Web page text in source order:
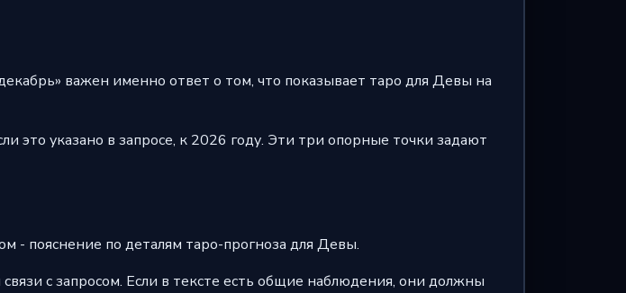
важен именно ответ о том, что показывает таро для Девы на
это указано в запросе, к 2026 году. Эти три опорные точки задают
- пояснение по деталям таро-прогноза для Девы.
с запросом. Если в тексте есть общие наблюдения, они должны